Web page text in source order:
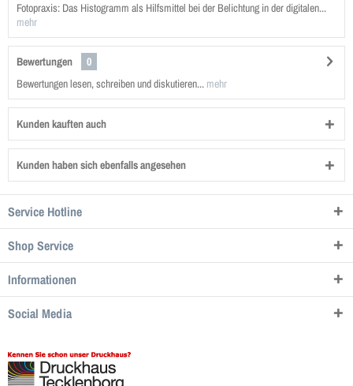
Fotopraxis: Das Histogramm als Hilfsmittel bei der Belichtung in der digitalen...
mehr
Bewertungen
0
Bewertungen lesen, schreiben und diskutieren... mehr
Kunden kauften auch
Kunden haben sich ebenfalls angesehen
Service Hotline
Shop Service
Informationen
Social Media